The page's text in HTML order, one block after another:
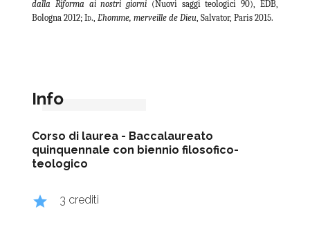
dalla Riforma ai nostri giorni (Nuovi saggi teologici 90), EDB,
Bologna 2012;Id.,L’homme, merveille de Dieu, Salvator, Paris 2015.
Info
Corso di laurea - Baccalaureato
quinquennale con biennio filosofico-
teologico
grade 3 crediti